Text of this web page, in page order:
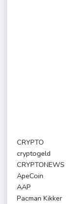
CRYPTO
cryptogeld
CRYPTONEWS
ApeCoin
AAP
Pacman Kikker